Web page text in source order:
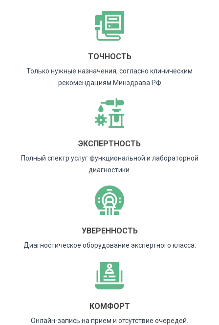
ТОЧНОСТЬ
Только нужные назначения, согласно клиническим
рекомендациям Минздрава РФ
ЭКСПЕРТНОСТЬ
Полный спектр услуг функциональной и лабораторной
диагностики.
УВЕРЕННОСТЬ
Диагностическое оборудование экспертного класса.
КОМФОРТ
Онлайн-запись на прием и отсутствие очередей.